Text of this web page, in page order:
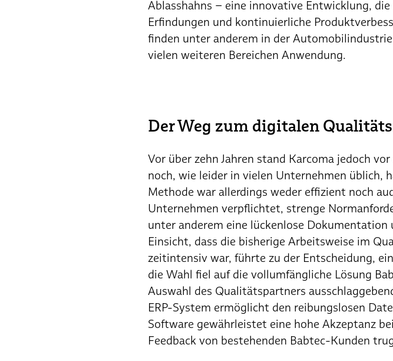
Ablasshahns – eine innovative Entwicklung,
Erfindungen und kontinuierliche
finden unter anderem in der
vielen weiteren Bereichen Anwendung.
Der Weg zum digitalen
Vor über zehn Jahren stand Karcoma jedoch
noch, wie leider in vielen Unternehmen üblich,
Methode war allerdings weder effizient noch
Unternehmen verpflichtet, strenge
unter anderem eine lückenlose Dokumentation
Einsicht, dass die bisherige Arbeitsweise im
zeitintensiv war, führte zu der Entscheidung,
die Wahl fiel auf die vollumfängliche Lösung
Auswahl des Qualitätspartners
ERP-System ermöglicht den reibungslosen
Software gewährleistet eine hohe Akzeptanz
Feedback von bestehenden Babtec-Kunden